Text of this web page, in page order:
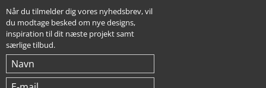
Når du tilmelder dig vores nyhedsbrev, vil
du modtage besked om nye designs,
inspiration til dit næste projekt samt
særlige tilbud.